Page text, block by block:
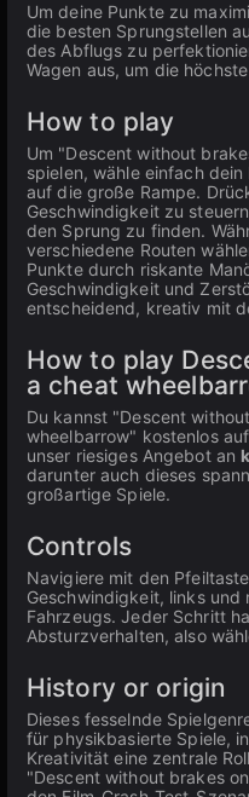
Um deine Punkte zu
die besten Sprungstellen
des Abflugs zu
Wagen aus, um die
How to play
Um "Descent without
spielen, wähle einfach
auf die große Rampe.
Geschwindigkeit zu
den Sprung zu finden.
verschiedene Routen
Punkte durch riskante
Geschwindigkeit und
entscheidend, kreativ mit
How to play
a cheat
Du kannst "Descent
wheelbarrow" kostenlos
unser riesiges Angebot an
darunter auch dieses
großartige Spiele.
Controls
Navigiere mit den
Geschwindigkeit, links
Fahrzeugs. Jeder Schritt
Absturzverhalten, also
History or origin
Dieses fesselnde
für physikbasierte Spiele,
Kreativität eine zentrale
"Descent without brakes